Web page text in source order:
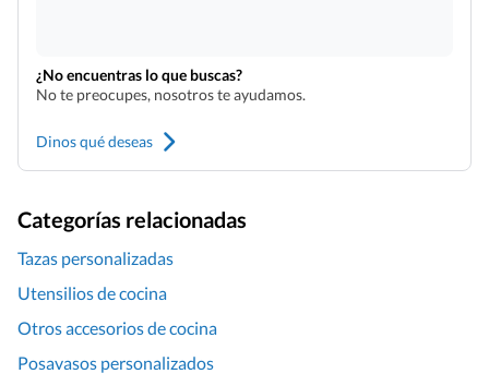
¿No encuentras lo que buscas?
No te preocupes, nosotros te ayudamos.
Dinos qué deseas
Categorías relacionadas
Tazas personalizadas
Utensilios de cocina
Otros accesorios de cocina
Posavasos personalizados